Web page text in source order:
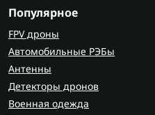
Популярное
FPV дроны
Автомобильные РЭБы
Антенны
Детекторы дронов
Военная одежда